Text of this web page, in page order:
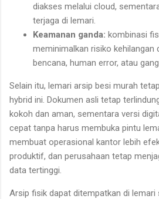
diakses melalui cloud,
terjaga di lemari.
Keamanan ganda: kombinasi
meminimalkan risiko kehilangan
bencana, human error, atau
Selain itu, lemari arsip besi murah
hybrid ini. Dokumen asli tetap
kokoh dan aman, sementara versi
cepat tanpa harus membuka pintu
membuat operasional kantor lebih
produktif, dan perusahaan tetap
data tertinggi.
Arsip fisik dapat ditempatkan di lemari